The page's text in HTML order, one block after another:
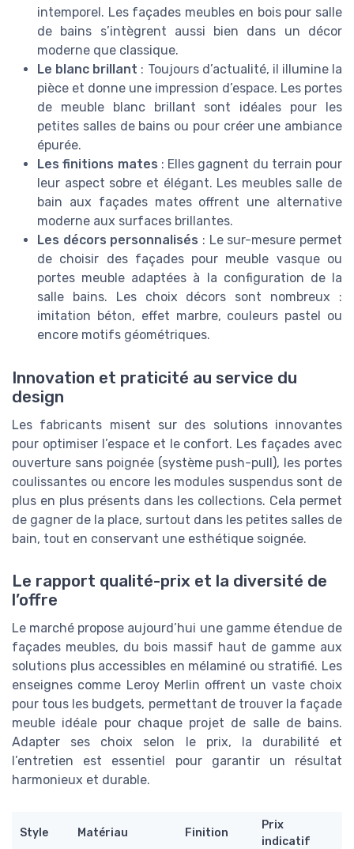
intemporel. Les façades meubles en bois pour salle
de bains s’intègrent aussi bien dans un décor
moderne que classique.
Le blanc brillant : Toujours d’actualité, il illumine la
pièce et donne une impression d’espace. Les portes
de meuble blanc brillant sont idéales pour les
petites salles de bains ou pour créer une ambiance
épurée.
Les finitions mates : Elles gagnent du terrain pour
leur aspect sobre et élégant. Les meubles salle de
bain aux façades mates offrent une alternative
moderne aux surfaces brillantes.
Les décors personnalisés : Le sur-mesure permet
de choisir des façades pour meuble vasque ou
portes meuble adaptées à la configuration de la
salle bains. Les choix décors sont nombreux :
imitation béton, effet marbre, couleurs pastel ou
encore motifs géométriques.
Innovation et praticité au service du
design
Les fabricants misent sur des solutions innovantes
pour optimiser l’espace et le confort. Les façades avec
ouverture sans poignée (système push-pull), les portes
coulissantes ou encore les modules suspendus sont de
plus en plus présents dans les collections. Cela permet
de gagner de la place, surtout dans les petites salles de
bain, tout en conservant une esthétique soignée.
Le rapport qualité-prix et la diversité de
l’offre
Le marché propose aujourd’hui une gamme étendue de
façades meubles, du bois massif haut de gamme aux
solutions plus accessibles en mélaminé ou stratifié. Les
enseignes comme Leroy Merlin offrent un vaste choix
pour tous les budgets, permettant de trouver la façade
meuble idéale pour chaque projet de salle de bains.
Adapter ses choix selon le prix, la durabilité et
l’entretien est essentiel pour garantir un résultat
harmonieux et durable.
Style Matériau Finition
Prix
indicatif